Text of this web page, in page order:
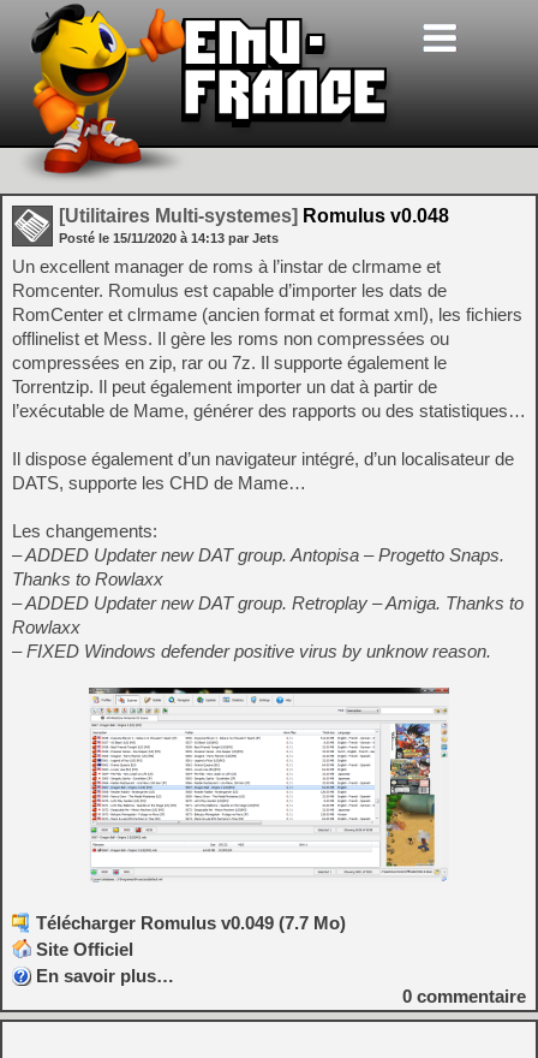
[Utilitaires Multi-systemes] Romulus v0.048
Posté le 15/11/2020 à 14:13 par Jets
Un excellent manager de roms à l’instar de clrmame et
Romcenter. Romulus est capable d’importer les dats de
RomCenter et clrmame (ancien format et format xml), les fichiers
offlinelist et Mess. Il gère les roms non compressées ou
compressées en zip, rar ou 7z. Il supporte également le
Torrentzip. Il peut également importer un dat à partir de
l’exécutable de Mame, générer des rapports ou des statistiques…
Il dispose également d’un navigateur intégré, d’un localisateur de
DATS, supporte les CHD de Mame…
Les changements:
– ADDED Updater new DAT group. Antopisa – Progetto Snaps.
Thanks to Rowlaxx
– ADDED Updater new DAT group. Retroplay – Amiga. Thanks to
Rowlaxx
– FIXED Windows defender positive virus by unknow reason.
Télécharger Romulus v0.049 (7.7 Mo)
Site Officiel
En savoir plus…
0 commentaire